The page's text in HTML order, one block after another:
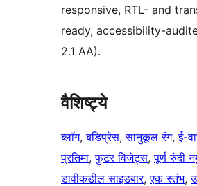
responsive, RTL- and
ready, accessibility-
2.1 AA).
वैशिष्ट्ये
ब्लॉग, बडिप्रेस, सानुकूल रंग, ई-
प्रतिमा, फुटर विजेट्स, पूर्ण रुंदी
डावीकडील साइडबार, एक स्तंभ,